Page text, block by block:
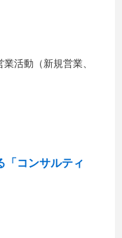
活動（新規営業、
「コンサルティ